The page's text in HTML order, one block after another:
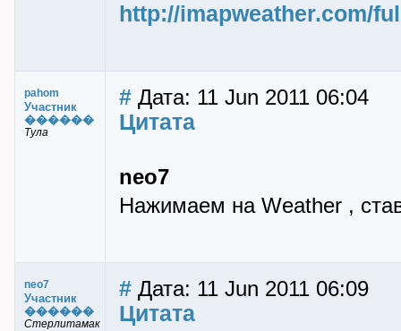
http://imapweather.com/
pahom
Участник
������
Тула
# Дата: 11 Jun 2011 06:04
Цитата
neo7
Нажимаем на Weather ,
neo7
Участник
������
Стерлитамак
# Дата: 11 Jun 2011 06:09
Цитата